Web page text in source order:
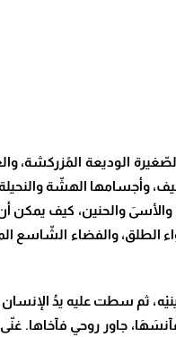
الوديعة المًزركشة،
وأجسامها الهشّة
والأسىَ والحنين، كيف
الطلق، والفضاء
ثم سطت عليه يدُ
جاور روحي فآخاها.